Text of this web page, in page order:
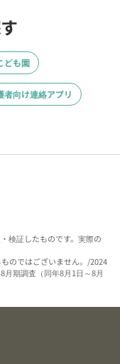
ども園
者向け連絡アプリ
検証したものです。実際の
のではございません。/2024
月期調査（同年8月1日～8月